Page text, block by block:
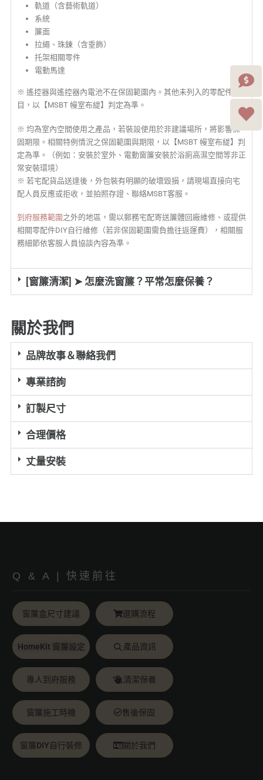
軌道（含藝術軌道）
系統
簾面
拉繩、珠鍊（含垂飾）
托架相關零件
電動馬達
※ 遙控器與遙控器內電池不在保固範圍內。其他未列入的零配件項
目，以【MSBT 幔室布緹】判定為準。
※ 均為室內空間使用之產品，若裝設使用於非建議場所，將影響保
固期限。相關特例情況之保固範圍與期限，以【MSBT 幔室布緹】判
定為準。（例如：安裝於室外、電動窗簾安裝於浴廁高濕空間等非正
常安裝環境）
※ 若宅配貨品送達後，外包裝有明顯的破壞毀損，請現場直接向宅
配人員反應或拒收，並拍照存證、聯絡MSBT客服。
到府服務範圍 之外的地區，需以郵務宅配寄送簾體回廠維修、或提供
相關零配件DIY自行維修（若非保固範圍需負擔往返運費），相關服
務細節依客服人員協談內容為準。
[窗簾清潔] ➤ 怎麼洗窗簾？平常怎麼保養？
關於我們
品牌故事＆聯絡我們
專業諮詢
訂製尺寸
合理價格
丈量安裝
Q & A | 快速前往
窗簾盒尺寸建議 選購流程
HomeKit 窗簾設定 產品資訊
專人到府服務 清潔保養
窗簾施工時機 售後保固
窗簾DIY自行裝修 關於我們